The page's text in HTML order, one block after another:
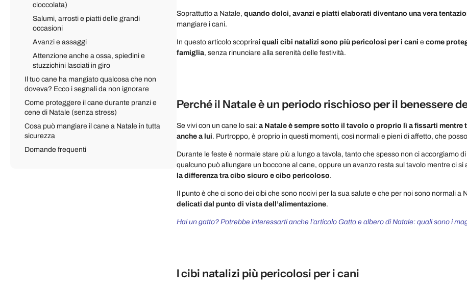
cioccolata)
Salumi, arrosti e piatti delle grandi
occasioni
Avanzi e assaggi
Attenzione anche a ossa, spiedini e
stuzzichini lasciati in giro
Il tuo cane ha mangiato qualcosa che non
doveva? Ecco i segnali da non ignorare
Come proteggere il cane durante pranzi e
cene di Natale (senza stress)
Cosa può mangiare il cane a Natale in tutta
sicurezza
Domande frequenti
Soprattutto a Natale, quando dolci, avanzi e piatti elaborati diventano una vera
mangiare i cani.
In questo articolo scoprirai quali cibi natalizi sono più pericolosi per i cani e come
famiglia, senza rinunciare alla serenità delle festività.
Perché il Natale è un periodo rischioso per il benessere
Se vivi con un cane lo sai: a Natale è sempre sotto il tavolo o proprio lì a fissarti
anche a lui. Purtroppo, è proprio in questi momenti, così normali e pieni di affetto, che
Durante le feste è normale stare più a lungo a tavola, tanto che spesso non ci accorgiamo
qualcuno può allungare un boccone al cane, oppure un avanzo resta sul tavolo mentre ci
la differenza tra cibo sicuro e cibo pericoloso.
Il punto è che ci sono dei cibi che sono nocivi per la sua salute e che per noi sono normali a
delicati dal punto di vista dell’alimentazione.
Hai un gatto? Potrebbe interessarti anche l’articolo Gatto e albero di Natale: quali sono i
I cibi natalizi più pericolosi per i cani